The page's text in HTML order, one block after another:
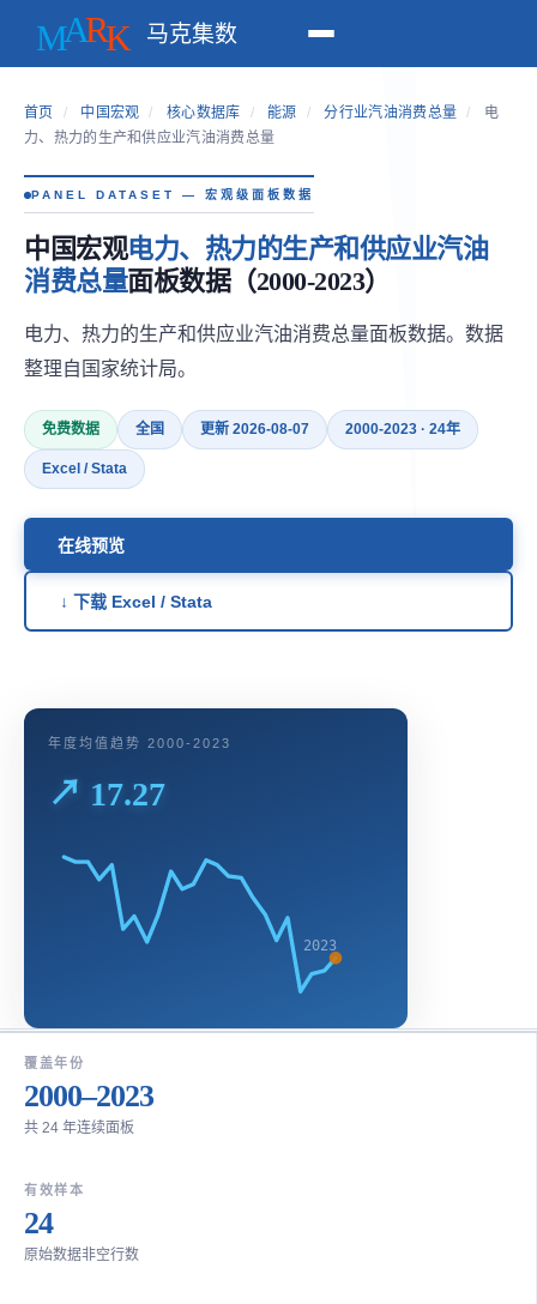
马克集数
首页 / 中国宏观 / 核心数据库 / 能源 / 分行业汽油消费总量 /
电
力、热力的生产和供应业汽油消费总量
PANEL DATASET — 宏观级面板数据
中国宏观电力、热力的生产和供应业汽油
消费总量面板数据（2000-2023）
电力、热力的生产和供应业汽油消费总量面板数据。数据
整理自国家统计局。
免费数据 全国 更新 2026-08-07 2000-2023 · 24年
Excel / Stata
在线预览
↓ 下载 Excel / Stata
年度均值趋势 2000-2023
↗ 17.27
2023
覆盖年份
2000–2023
共 24 年连续面板
有效样本
24
原始数据非空行数